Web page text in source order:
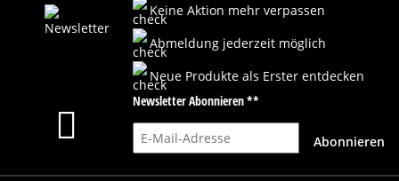
Keine Aktion mehr verpassen
Abmeldung jederzeit möglich
Neue Produkte als Erster entdecken
Newsletter Abonnieren **
E-Mail-Adresse
Abonnieren